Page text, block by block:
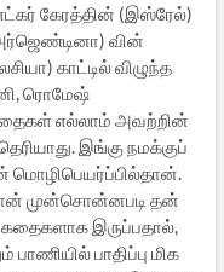
கேரத்தின் (இஸ்ரேல்)
வின்
காட்டில் விழுந்த
ரொமேஷ்
எல்லாம் அவற்றின்
இங்கு நமக்குப்
மொழிபெயர்ப்பில்தான்.
முன்சொன்னபடி தன்
கதைகளாக இருப்பதால்,
பாதிப்பு மிக